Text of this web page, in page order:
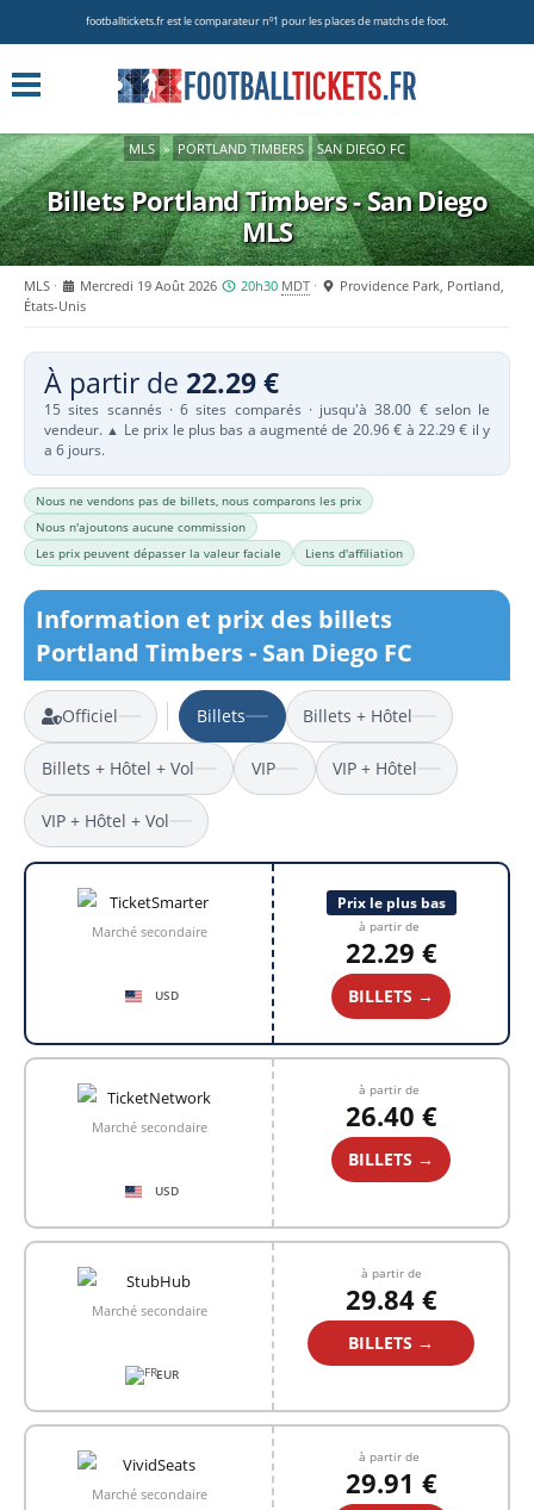
footballtickets.fr est le comparateur nº1 pour les places de matchs de foot.
MLS » PORTLAND TIMBERS SAN DIEGO FC
Billets Portland Timbers - San Diego
MLS
MLS Mercredi 19 Août 2026 20h30 MDT
Providence Park, Portland,
États-Unis
À partir de 22.29 €
15 sites scannés · 6 sites comparés · jusqu'à 38.00 € selon le
vendeur. ▲ Le prix le plus bas a augmenté de 20.96 € à 22.29 € il y
a 6 jours.
Nous ne vendons pas de billets, nous comparons les prix
Nous n'ajoutons aucune commission
Les prix peuvent dépasser la valeur faciale
Liens d'affiliation
Information et prix des billets
Portland Timbers - San Diego FC
Officiel Billets Billets + Hôtel
Billets + Hôtel + Vol VIP VIP + Hôtel
VIP + Hôtel + Vol
Marché secondaire
USD
Prix le plus bas
à partir de
22.29 €
BILLETS →
Marché secondaire
USD
à partir de
26.40 €
BILLETS →
Marché secondaire
EUR
à partir de
29.84 €
BILLETS →
Marché secondaire
à partir de
29.91 €